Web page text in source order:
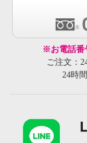
※お電話番
ご注文：
24時